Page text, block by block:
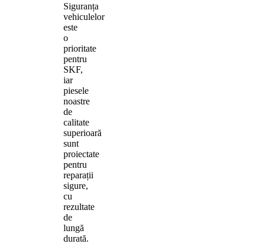
Siguranța
vehiculelor
este
o
prioritate
pentru
SKF,
iar
piesele
noastre
de
calitate
superioară
sunt
proiectate
pentru
reparații
sigure,
cu
rezultate
de
lungă
durată.